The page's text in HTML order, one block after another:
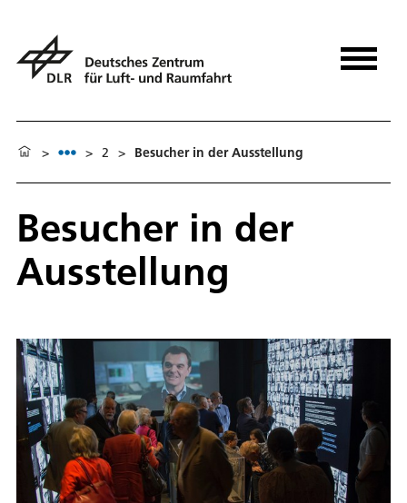
> > 2 > Besucher in der Ausstellung
Besucher in der
Ausstellung